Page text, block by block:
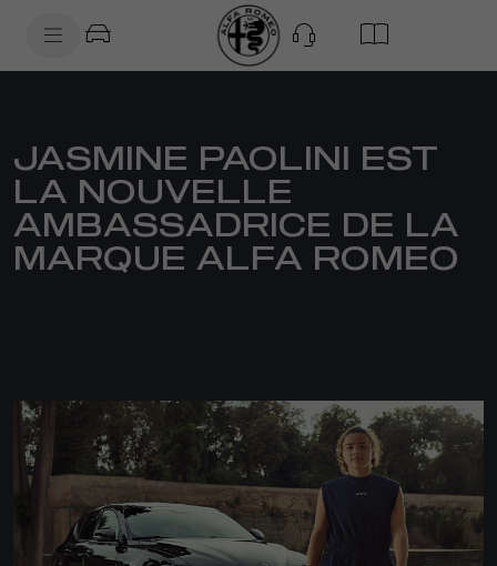
JASMINE PAOLINI EST
LA NOUVELLE
AMBASSADRICE DE LA
MARQUE ALFA ROMEO